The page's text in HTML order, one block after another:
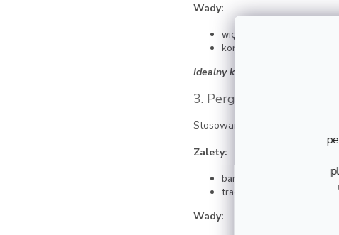
Wady:
większe wymagania co do
konieczność dobrej
Idealny kąt nachylenia:
3. Pergola dwuspadowa
Stosowana głównie przy
Zalety:
bardzo dobry odpływ
tradycyjny wygląd
Wady: